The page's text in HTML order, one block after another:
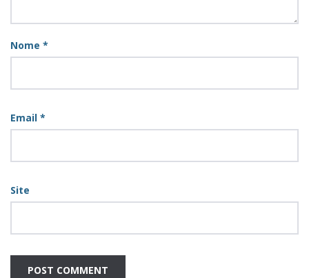
Nome *
Email *
Site